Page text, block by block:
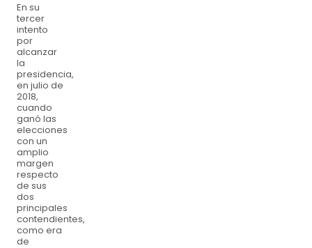
En su
tercer
intento
por
alcanzar
la
presidencia,
en julio de
2018,
cuando
ganó las
elecciones
con un
amplio
margen
respecto
de sus
dos
principales
contendientes,
como era
de